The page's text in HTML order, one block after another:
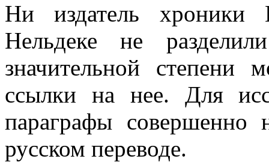
Ни издатель хроники
Нельдеке не
значительной степени
ссылки на нее. Для
параграфы
русском переводе.